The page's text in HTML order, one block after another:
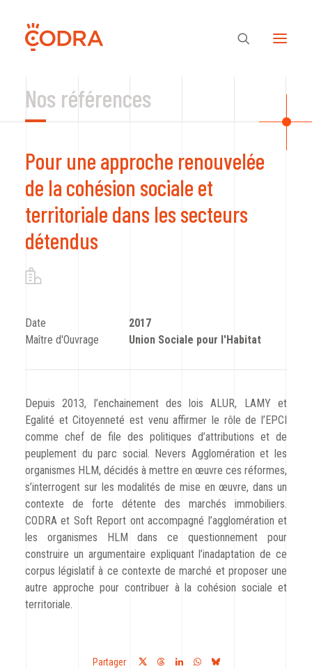
Des valeurs, une équipe
Nos savoir-faire
Notre regard
Nos références
CODRA recrute
Nos références
Pour une approche renouvelée
de la cohésion sociale et
territoriale dans les secteurs
détendus
Date
2017
Maître d'Ouvrage
Union Sociale pour l'Habitat
Depuis 2013, l’enchainement des lois ALUR, LAMY et
Egalité et Citoyenneté est venu affirmer le rôle de l’EPCI
comme chef de file des politiques d’attributions et de
peuplement du parc social. Nevers Agglomération et les
organismes HLM, décidés à mettre en œuvre ces réformes,
s’interrogent sur les modalités de mise en œuvre, dans un
contexte de forte détente des marchés immobiliers.
CODRA et Soft Report ont accompagné l’agglomération et
les organismes HLM dans ce questionnement pour
construire un argumentaire expliquant l’inadaptation de ce
corpus législatif à ce contexte de marché et proposer une
autre approche pour contribuer à la cohésion sociale et
territoriale.
Partager